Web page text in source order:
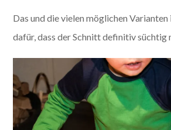
Das und die vielen möglichen
dafür, dass der Schnitt definitiv süchtig